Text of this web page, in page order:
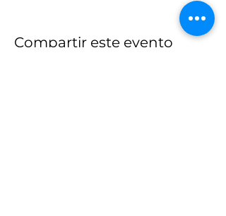
Compartir este evento